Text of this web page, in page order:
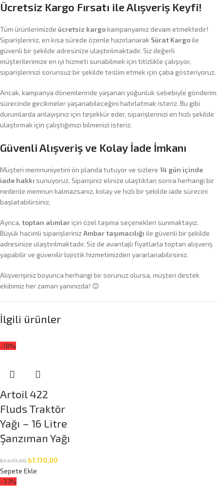
Ücretsiz Kargo Fırsatı ile Alışveriş Keyfi!
Tüm ürünlerimizde ücretsiz kargokampanyamız devam etmektedir!
Siparişleriniz, en kısa sürede özenle hazırlanarak Sürat Kargoile
güvenli bir şekilde adresinize ulaştırılmaktadır. Siz değerli
müşterilerimize en iyi hizmeti sunabilmek için titizlikle çalışıyor,
siparişlerinizi sorunsuz bir şekilde teslim etmek için çaba gösteriyoruz.
Ancak, kampanya dönemlerinde yaşanan yoğunluk sebebiyle gönderim
sürecinde gecikmeler yaşanabileceğini hatırlatmak isteriz. Bu gibi
durumlarda anlayışınız için teşekkür eder, siparişlerinizi en hızlı şekilde
ulaştırmak için çalıştığımızı bilmenizi isteriz.
Güvenli Alışveriş ve Kolay İade İmkanı
Müşteri memnuniyetini ön planda tutuyor ve sizlere 14 gün içinde
iade hakkı sunuyoruz. Siparişiniz elinize ulaştıktan sonra herhangi bir
nedenle memnun kalmazsanız, kolay ve hızlı bir şekilde iade sürecini
başlatabilirsiniz.
Ayrıca, toptan alımlariçin özel taşıma seçenekleri sunmaktayız.
Büyük hacimli siparişlerinizAmbar taşımacılığı ile güvenli bir şekilde
adresinize ulaştırılmaktadır. Siz de avantajlı fiyatlarla toptan alışveriş
yapabilir ve güvenilir lojistik hizmetimizden yararlanabilirsiniz.
Alışverişiniz boyunca herhangi bir sorunuz olursa, müşteri destek
ekibimiz her zaman yanınızda! 😊
İlgili ürünler
-18%
Artoil 422
Fluds Traktör
Yağı – 16 Litre
Şanzıman Yağı
₺1.419,00₺1.170,00
Sepete Ekle
-37%